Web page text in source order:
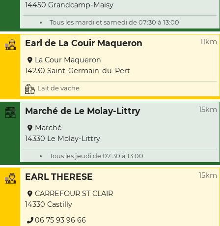
14450 Grandcamp-Maisy
Tous les mardi et samedi de 07:30 à 13:00
Earl de La Couir Maqueron 11km
La Cour Maqueron
14230 Saint-Germain-du-Pert
Lait de vache
Marché de Le Molay-Littry 15km
Marché
14330 Le Molay-Littry
Tous les jeudi de 07:30 à 13:00
EARL THERESE 15km
CARREFOUR ST CLAIR
14330 Castilly
06 75 93 96 66